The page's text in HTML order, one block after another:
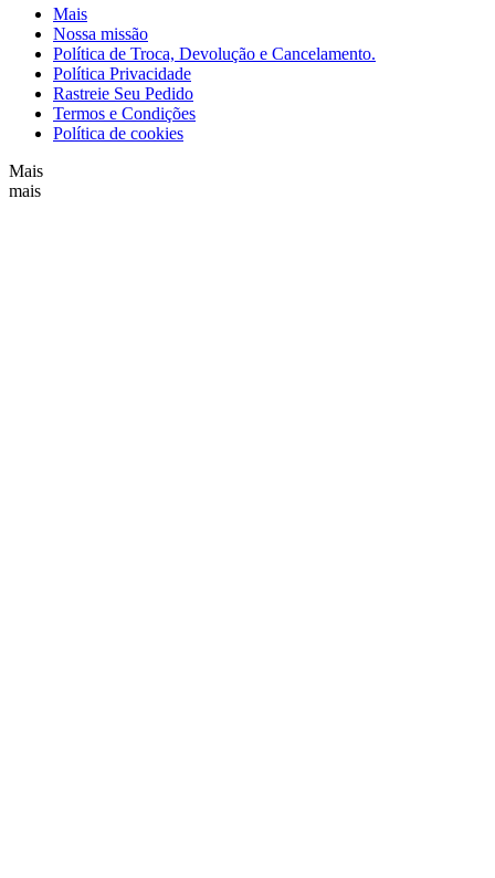
Mais
Nossa missão
Política de Troca, Devolução e Cancelamento.
Política Privacidade
Rastreie Seu Pedido
Termos e Condições
Política de cookies
Mais
mais